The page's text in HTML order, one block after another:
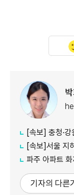
[속보] 충청·
[속보]서울 지
파주 아파트
기자의 다른